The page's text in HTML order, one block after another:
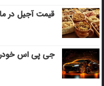
قیمت آجیل در
جی پی اس